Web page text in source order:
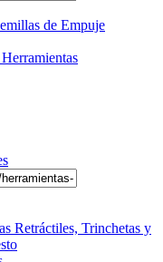
de Empuje
Retráctiles, Trinchetas y